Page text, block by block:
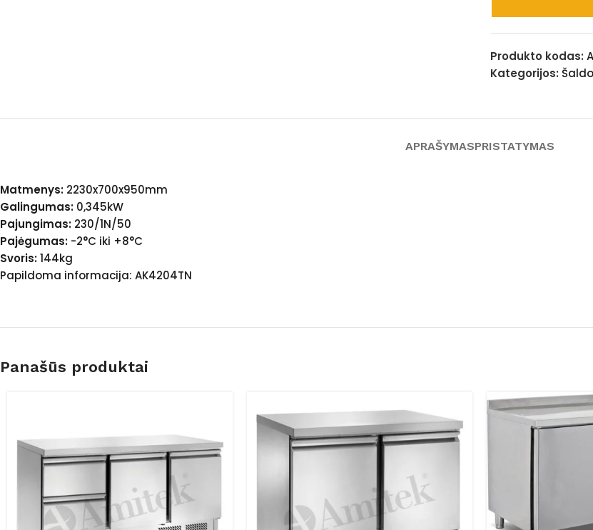
Produkto kodas:
Kategorijos:
APRAŠYMASPRISTATYMAS
Matmenys: 2230x700x950mm
Galingumas: 0,345kW
Pajungimas: 230/1N/50
Pajėgumas: -2°C iki +8°C
Svoris:144kg
Papildoma informacija: AK4204TN
Panašūs produktai